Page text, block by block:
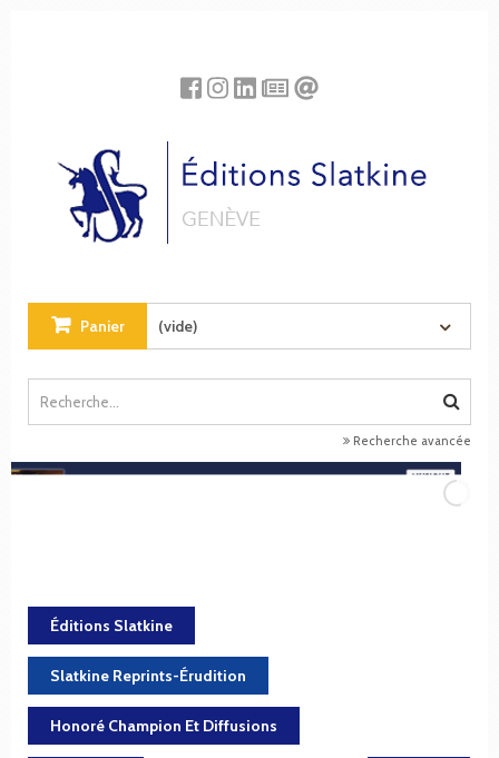
Panier (vide)
Recherche avancée
Éditions Slatkine
Slatkine Reprints-Érudition
Honoré Champion Et Diffusions